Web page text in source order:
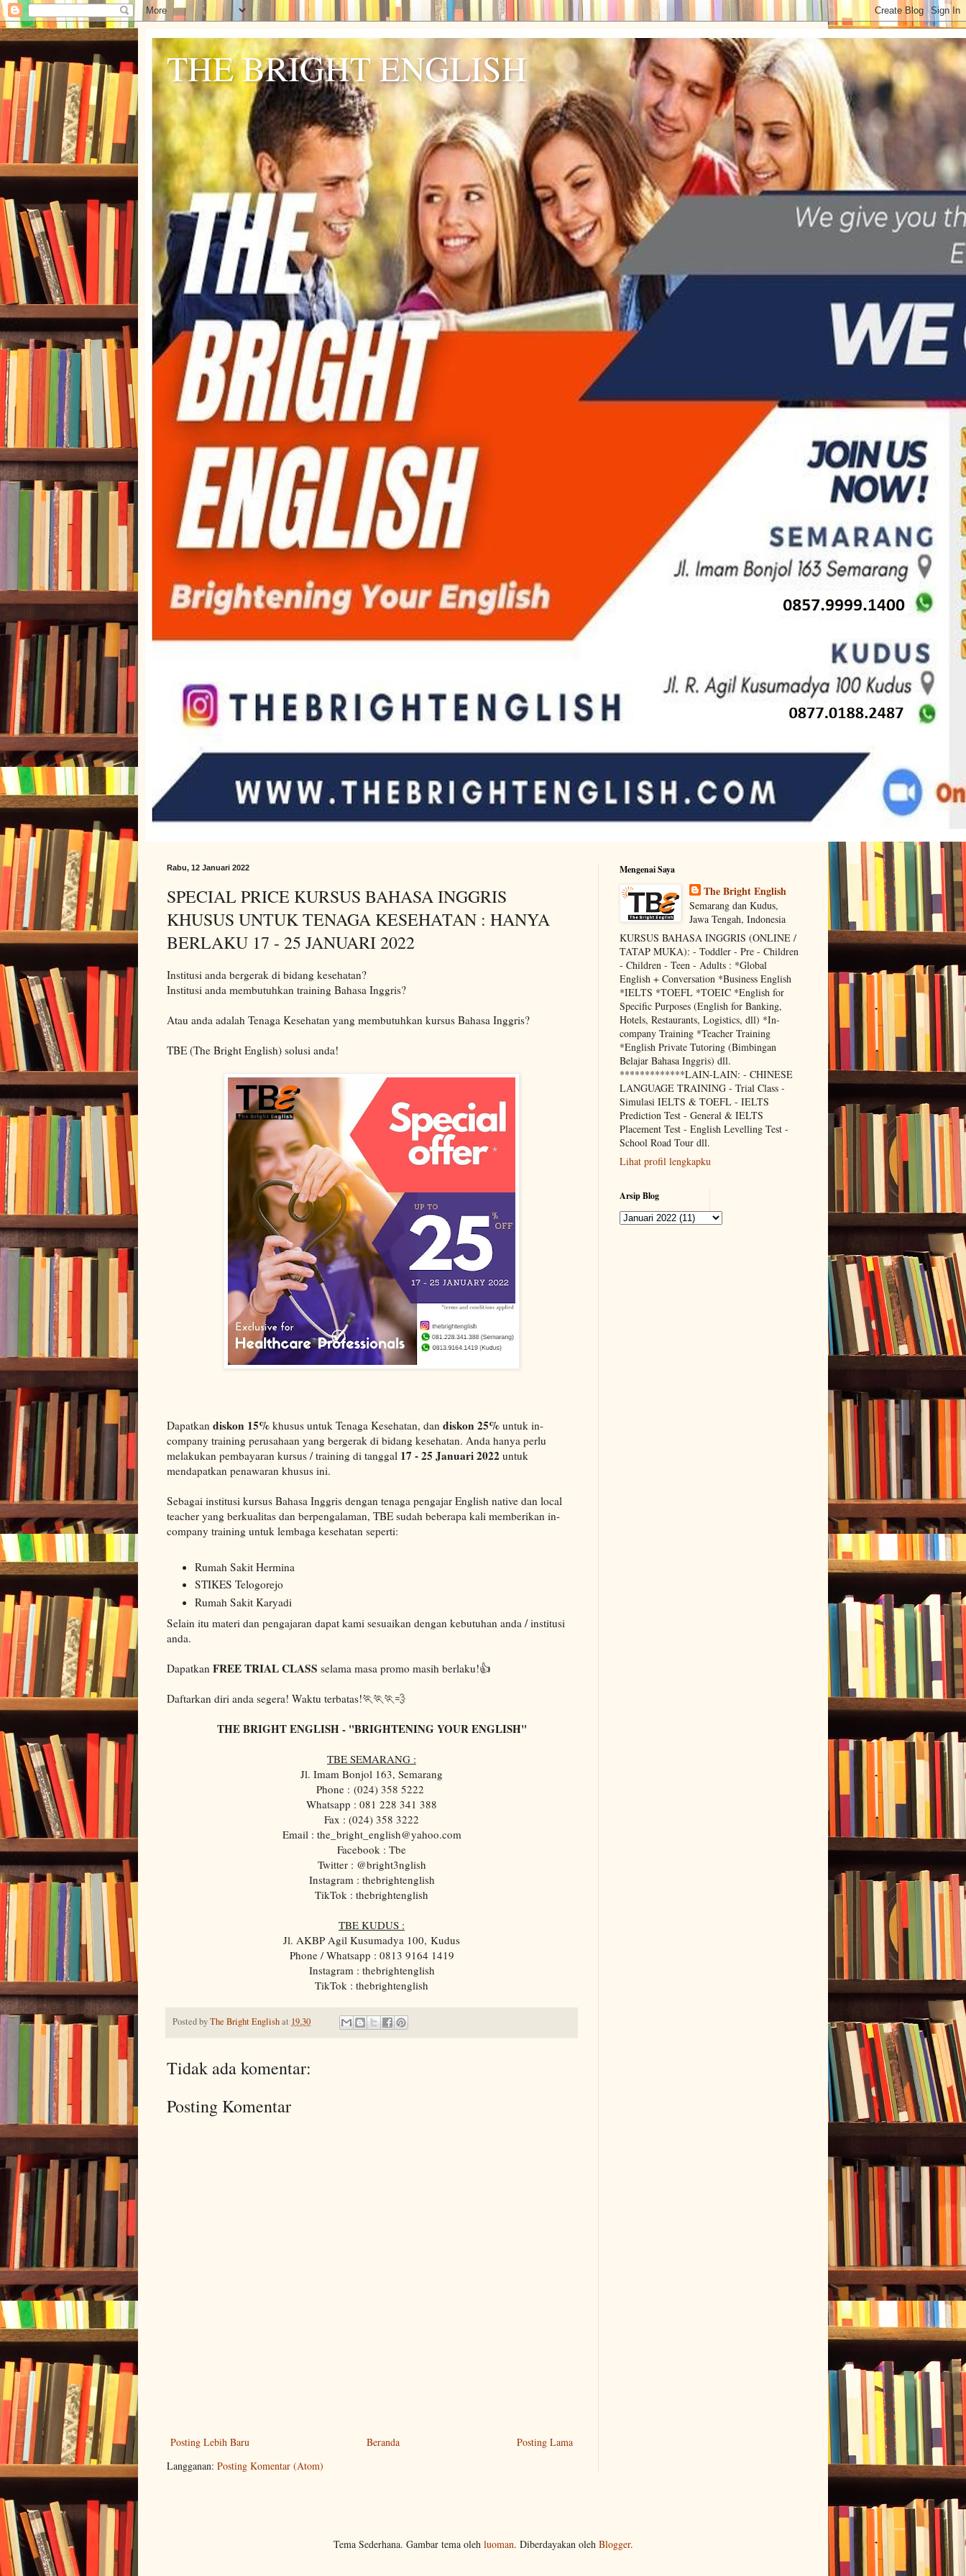
THE BRIGHT ENGLISH
Rabu, 12 Januari 2022
SPECIAL PRICE KURSUS BAHASA INGGRIS
KHUSUS UNTUK TENAGA KESEHATAN : HANYA
BERLAKU 17 - 25 JANUARI 2022
Institusi anda bergerak di bidang kesehatan?
Institusi anda membutuhkan training Bahasa Inggris?
Atau anda adalah Tenaga Kesehatan yang membutuhkan kursus Bahasa Inggris?
TBE (The Bright English) solusi anda!
Dapatkan diskon 15% khusus untuk Tenaga Kesehatan, dan diskon 25% untuk in-
company training perusahaan yang bergerak di bidang kesehatan. Anda hanya perlu
melakukan pembayaran kursus / training di tanggal 17 - 25 Januari 2022 untuk
mendapatkan penawaran khusus ini.
Sebagai institusi kursus Bahasa Inggris dengan tenaga pengajar English native dan local
teacher yang berkualitas dan berpengalaman, TBE sudah beberapa kali memberikan in-
company training untuk lembaga kesehatan seperti:
Rumah Sakit Hermina
STIKES Telogorejo
Rumah Sakit Karyadi
Selain itu materi dan pengajaran dapat kami sesuaikan dengan kebutuhan anda / institusi
anda.
Dapatkan FREE TRIAL CLASS selama masa promo masih berlaku!👍
Daftarkan diri anda segera! Waktu terbatas!🏃🏃🏃💨
THE BRIGHT ENGLISH - "BRIGHTENING YOUR ENGLISH"
TBE SEMARANG :
Jl. Imam Bonjol 163, Semarang
Phone : (024) 358 5222
Whatsapp : 081 228 341 388
Fax : (024) 358 3222
Email : the_bright_english@yahoo.com
Facebook : Tbe
Twitter : @bright3nglish
Instagram : thebrightenglish
TikTok : thebrightenglish
TBE KUDUS :
Jl. AKBP Agil Kusumadya 100, Kudus
Phone / Whatsapp : 0813 9164 1419
Instagram : thebrightenglish
TikTok : thebrightenglish
Posted byThe Bright Englishat 19.30
Tidak ada komentar:
Posting Komentar
Posting Lebih Baru Posting Lama
Beranda
Langganan: Posting Komentar (Atom)
Mengenai Saya
The Bright English
Semarang dan Kudus,
Jawa Tengah, Indonesia
KURSUS BAHASA INGGRIS (ONLINE /
TATAP MUKA): - Toddler - Pre - Children
- Children - Teen - Adults : *Global
English + Conversation *Business English
*IELTS *TOEFL *TOEIC *English for
Specific Purposes (English for Banking,
Hotels, Restaurants, Logistics, dll) *In-
company Training *Teacher Training
*English Private Tutoring (Bimbingan
Belajar Bahasa Inggris) dll.
*************LAIN-LAIN: - CHINESE
LANGUAGE TRAINING - Trial Class -
Simulasi IELTS & TOEFL - IELTS
Prediction Test - General & IELTS
Placement Test - English Levelling Test -
School Road Tour dll.
Lihat profil lengkapku
Arsip Blog
Tema Sederhana. Gambar tema oleh luoman. Diberdayakan oleh Blogger.